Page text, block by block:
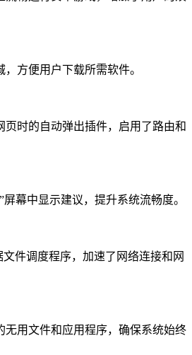
，方便用户下载所需软件。
页时的自动弹出插件，启用了路由和
屏幕中显示建议，提升系统流畅度。
文件调度程序，加速了网络连接和网
无用文件和应用程序，确保系统始终